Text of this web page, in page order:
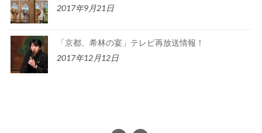
2017年9月21日
「京都、希林の宴」テレビ再放送情報！
2017年12月12日